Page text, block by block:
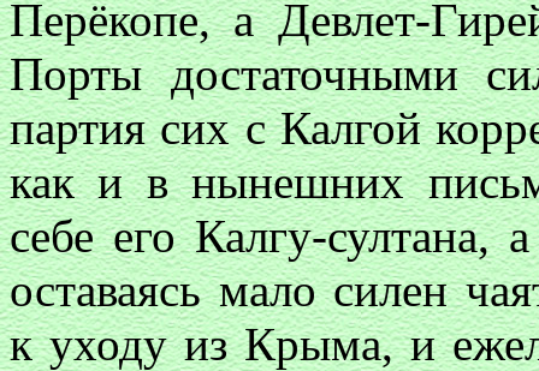
Перёкопе, а Девлет-
Порты достаточными
партия сих с Калгой
как и в нынешних
себе его Калгу-
оставаясь мало силен
к уходу из Крыма, и